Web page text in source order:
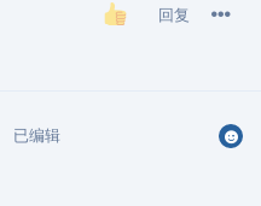
回复
已编辑